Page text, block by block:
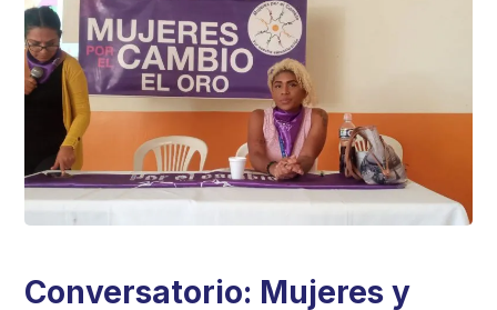
Conversatorio: Mujeres y